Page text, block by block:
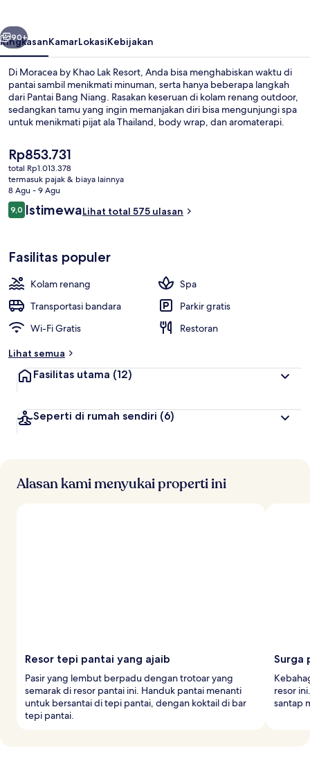
Berikutnya
90+
RingkasanKamarLokasiKebijakan
Di Moracea by Khao Lak Resort, Anda bisa menghabiskan waktu di
pantai sambil menikmati minuman, serta hanya beberapa langkah
dari Pantai Bang Niang. Rasakan keseruan di kolam renang outdoor,
sedangkan tamu yang ingin memanjakan diri bisa mengunjungi spa
untuk menikmati pijat ala Thailand, body wrap, dan aromaterapi.
bisa menikmati minuman dingin di bar/lounge. Daya tarik lain di
resor mewah meliputi 3 bar tepi kolam renang, pusat kebugaran,
dan kolam renang anak.
Harga
saat
ini
Rp853.731
Rp853.731
total Rp1.013.378
termasuk pajak & biaya lainnya
8 Agu - 9 Agu
Ulasan
9,09,0 dari 10
IstimewaLihat total 575 ulasan
Fasilitas populer
Kolam renang
Spa
Transportasi bandara
Parkir gratis
Wi-Fi Gratis
Restoran
Lihat semua
Fasilitas utama (12)
Seperti di rumah sendiri (6)
Alasan kami menyukai properti ini
Resor tepi pantai yang ajaib
Pasir yang lembut berpadu dengan trotoar yang
semarak di resor pantai ini. Handuk pantai menanti
untuk bersantai di tepi pantai, dengan koktail di bar
tepi pantai.
Surga
resor
santap